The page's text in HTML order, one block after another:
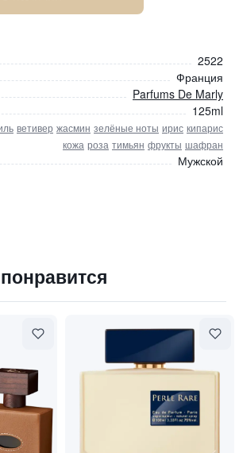
2522
Франция
Parfums De Marly
125ml
ветивер жасмин зелёные ноты ирис кипарис
кожа роза тимьян фрукты шафран
Мужской
₽